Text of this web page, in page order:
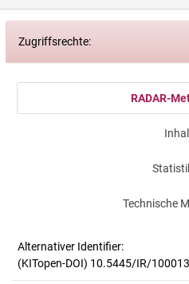
Zugriffsrechte:
RADAR-
Technische
Alternativer Identifier:
(KITopen-DOI) 10.5445/IR/